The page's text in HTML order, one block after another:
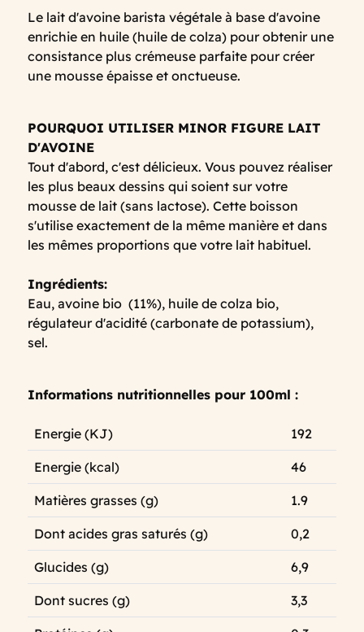
Le lait d'avoine barista végétale à base d'avoine
enrichie en huile (huile de colza) pour obtenir une
consistance plus crémeuse parfaite pour créer
une mousse épaisse et onctueuse.
POURQUOI UTILISER MINOR FIGURE LAIT
D'AVOINE
Tout d'abord, c'est délicieux. Vous pouvez réaliser
les plus beaux dessins qui soient sur votre
mousse de lait (sans lactose). Cette boisson
s'utilise exactement de la même manière et dans
les mêmes proportions que votre lait habituel.
Ingrédients:
Eau, avoine bio (11%), huile de colza bio,
régulateur d'acidité (carbonate de potassium),
sel.
Informations nutritionnelles pour 100ml :
Energie (KJ) 192
Energie (kcal) 46
Matières grasses (g) 1.9
Dont acides gras saturés (g) 0,2
Glucides (g) 6,9
Dont sucres (g) 3,3